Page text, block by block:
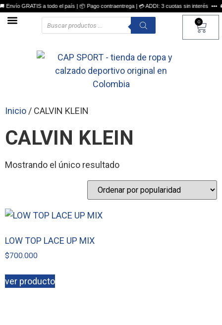
GRATIS a todo el país | 📦 Pago contraentrega | 💳 ADDI: 3 cuotas sin interés •••
0
Inicio / CALVIN KLEIN
CALVIN KLEIN
Mostrando el único resultado
LOW TOP LACE UP MIX
$700.000
ver producto